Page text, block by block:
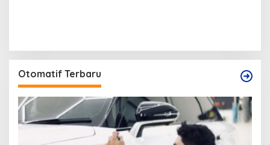
Otomatif Terbaru